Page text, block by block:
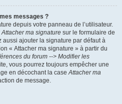
messages ?
depuis votre panneau de l’utilisateur.
Attacher ma signature sur le formulaire de
ajouter la signature par défaut à
« Attacher ma signature » à partir du
du forum --> Modifier les
vous pourrez toujours empêcher une
en décochant la caseAttacher ma
de message.